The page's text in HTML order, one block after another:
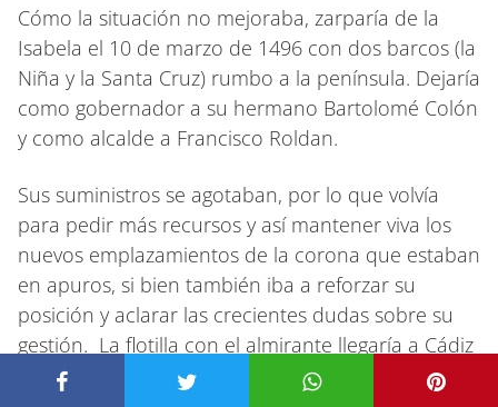
Cómo la situación no mejoraba, zarparía de la
Isabela el 10 de marzo de 1496 con dos barcos (la
Niña y la Santa Cruz) rumbo a la península. Dejaría
como gobernador a su hermano Bartolomé Colón
y como alcalde a Francisco Roldan.
Sus suministros se agotaban, por lo que volvía
para pedir más recursos y así mantener viva los
nuevos emplazamientos de la corona que estaban
en apuros, si bien también iba a reforzar su
posición y aclarar las crecientes dudas sobre su
gestión. La flotilla con el almirante llegaría a Cádiz
el 11 de junio de 1496.